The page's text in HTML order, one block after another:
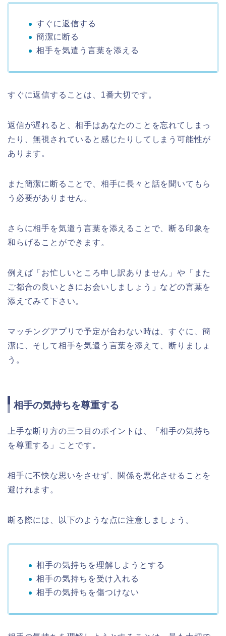
すぐに返信する
簡潔に断る
相手を気遣う言葉を添える
すぐに返信することは、1番大切です。
返信が遅れると、相手はあなたのことを忘れてしまっ
たり、無視されていると感じたりしてしまう可能性が
あります。
また簡潔に断ることで、相手に長々と話を聞いてもら
う必要がありません。
さらに相手を気遣う言葉を添えることで、断る印象を
和らげることができます。
例えば「お忙しいところ申し訳ありません」や「また
ご都合の良いときにお会いしましょう」などの言葉を
添えてみて下さい。
マッチングアプリで予定が合わない時は、すぐに、簡
潔に、そして相手を気遣う言葉を添えて、断りましょ
う。
相手の気持ちを尊重する
上手な断り方の三つ目のポイントは、「相手の気持ち
を尊重する」ことです。
相手に不快な思いをさせず、関係を悪化させることを
避けれます。
断る際には、以下のような点に注意しましょう。
相手の気持ちを理解しようとする
相手の気持ちを受け入れる
相手の気持ちを傷つけない